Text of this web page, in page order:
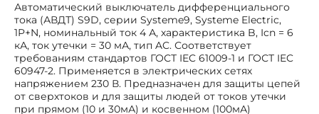
Автоматический выключатель дифференциального
тока (АВДТ) S9D, серии Systeme9, Systeme Electric,
1P+N, номинальный ток 4 А, характеристика B, Icn = 6
кА, ток утечки = 30 мА, тип AC. Соответствует
требованиям стандартов ГОСТ IEC 61009-1 и ГОСТ IEC
60947-2. Применяется в электрических сетях
напряжением 230 В. Предназначен для защиты цепей
от сверхтоков и для защиты людей от токов утечки
при прямом (10 и 30мА) и косвенном (100мА)
провода
Номин. отключающая
способность по iec 60947-2
6 ка
Отключение незащищ. нейтрали
(n) совместно с защищ. полюсом
Количество защищенных